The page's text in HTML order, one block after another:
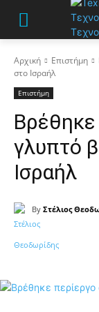
Αρχική Επιστήμη
στο Ισραήλ
Επιστήμη
Βρέθηκε
γλυπτό
Ισραήλ
By Στέλιος